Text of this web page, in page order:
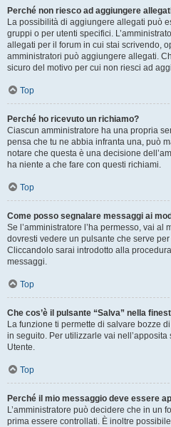
Perché non riesco ad aggiungere
La possibilità di aggiungere allegati può
gruppi o per utenti specifici.
allegati per il forum in cui stai scrivendo,
amministratori può aggiungere allegati.
sicuro del motivo per cui non riesci ad
Top
Perché ho ricevuto un richiamo?
Ciascun amministratore ha una propria
pensa che tu ne abbia infranta una, può
notare che questa è una decisione
ha niente a che fare con questi richiami.
Top
Come posso segnalare messaggi ai
Se l’amministratore l’ha permesso, vai al
dovresti vedere un pulsante che serve
Cliccandolo sarai introdotto alla
messaggi.
Top
Che cos’è il pulsante “Salva” nella
La funzione ti permette di salvare bozze
in seguito. Per utilizzarle vai
Utente.
Top
Perché il mio messaggio deve essere
L’amministratore può decidere che in un
prima essere controllati. È inoltre